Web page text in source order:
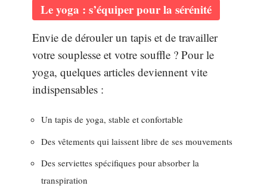
Le yoga : s’équiper pour la sérénité
Envie de dérouler un tapis et de travailler
votre souplesse et votre souffle ? Pour le
yoga, quelques articles deviennent vite
indispensables :
Un tapis de yoga, stable et confortable
Des vêtements qui laissent libre de ses mouvements
Des serviettes spécifiques pour absorber la
transpiration